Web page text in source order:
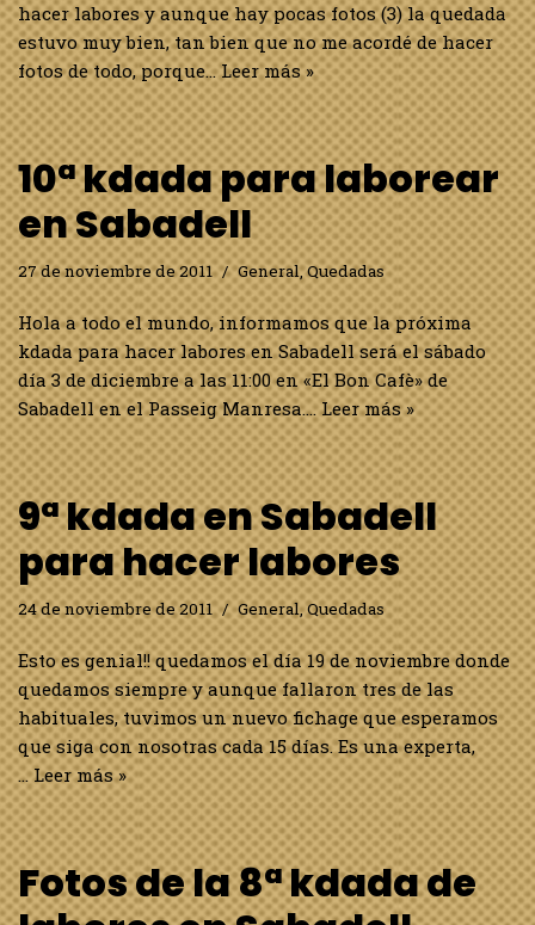
hacer labores y aunque hay pocas fotos (3) la quedada
estuvo muy bien, tan bien que no me acordé de hacer
fotos de todo, porque…Leer más »
10ª kdada para laborear
en Sabadell
27 de noviembre de 2011 General,Quedadas
Hola a todo el mundo, informamos que la próxima
kdada para hacer labores en Sabadell será el sábado
día 3 de diciembre a las 11:00 en «El Bon Cafè» de
Sabadell en el Passeig Manresa.…Leer más »
9ª kdada en Sabadell
para hacer labores
24 de noviembre de 2011 General,Quedadas
Esto es genial!! quedamos el día 19 de noviembre donde
quedamos siempre y aunque fallaron tres de las
habituales, tuvimos un nuevo fichage que esperamos
que siga con nosotras cada 15 días. Es una experta,
…Leer más »
Fotos de la 8ª kdada de